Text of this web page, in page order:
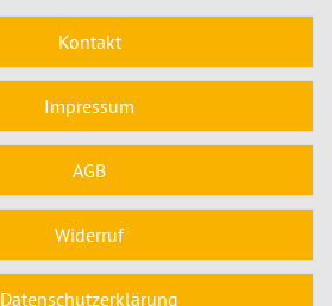
Kontakt
Impressum
AGB
Widerruf
Datenschutzerklärung